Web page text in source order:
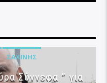
ΣΑΧΊΝΗΣ
Σύννεφα ” για